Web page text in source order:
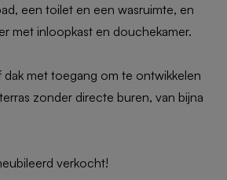
een toilet en een wasruimte, en
met inloopkast en douchekamer.
dak met toegang om te ontwikkelen
zonder directe buren, van bijna
verkocht!